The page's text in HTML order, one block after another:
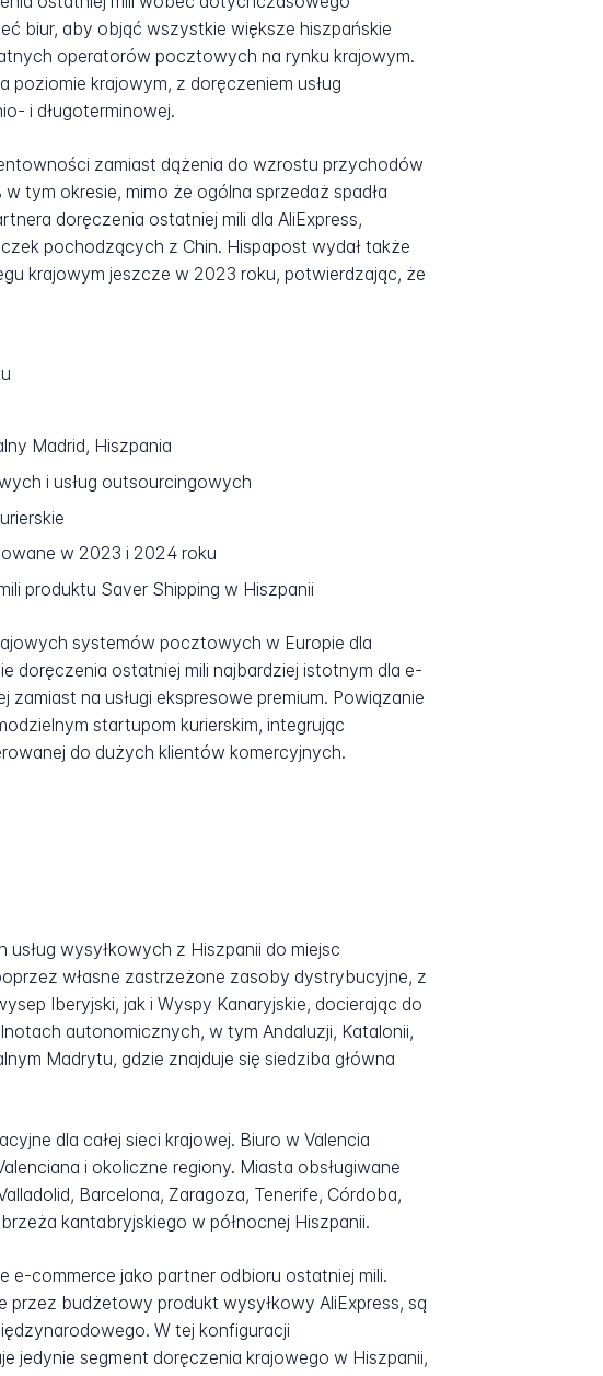
biur, aby objąć wszystkie większe hiszpańskie
operatorów pocztowych na rynku krajowym.
krajowym, z doręczeniem usług
i długoterminowej.
zamiast dążenia do wzrostu przychodów
tym okresie, mimo że ogólna sprzedaż spadła
doręczenia ostatniej mili dla AliExpress,
pochodzących z Chin. Hispapost wydał także
krajowym jeszcze w 2023 roku, potwierdzając, że
Madrid, Hiszpania
i usług outsourcingowych
w 2023 i 2024 roku
produktu Saver Shipping w Hiszpanii
systemów pocztowych w Europie dla
doręczenia ostatniej mili najbardziej istotnym dla e-
na usługi ekspresowe premium. Powiązanie
startupom kurierskim, integrując
do dużych klientów komercyjnych.
wysyłkowych z Hiszpanii do miejsc
własne zastrzeżone zasoby dystrybucyjne, z
Iberyjski, jak i Wyspy Kanaryjskie, docierając do
autonomicznych, w tym Andaluzji, Katalonii,
Madrytu, gdzie znajduje się siedziba główna
dla całej sieci krajowej. Biuro w Valencia
i okoliczne regiony. Miasta obsługiwane
Barcelona, Zaragoza, Tenerife, Córdoba,
kantabryjskiego w północnej Hiszpanii.
e-commerce jako partner odbioru ostatniej mili.
budżetowy produkt wysyłkowy AliExpress, są
W tej konfiguracji
jedynie segment doręczenia krajowego w Hiszpanii,